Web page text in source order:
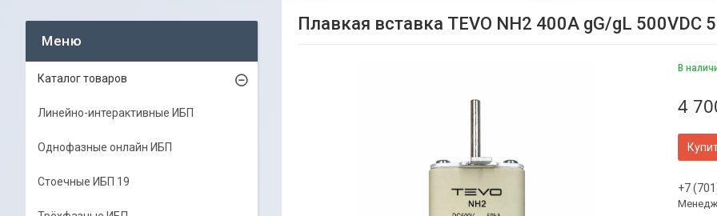
Плавкая вставка TEVO NH2 400A gG/gL 500VDC
В
4
+7
Каталог товаров
Линейно-интерактивные ИБП
Однофазные онлайн ИБП
Стоечные ИБП 19